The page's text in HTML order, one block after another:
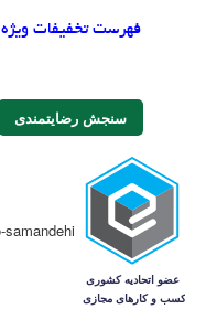
فهرست تخفیفات ویژه
سنجش رضایتمندی